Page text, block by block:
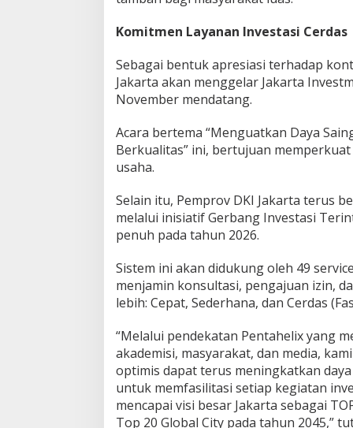
Komitmen Layanan Investasi Cerdas
Sebagai bentuk apresiasi terhadap
Jakarta akan menggelar Jakarta
November mendatang.
Acara bertema “Menguatkan Daya
Berkualitas” ini, bertujuan
usaha.
Selain itu, Pemprov DKI Jakarta terus
melalui inisiatif Gerbang Investasi
penuh pada tahun 2026.
Sistem ini akan didukung oleh 49
menjamin konsultasi, pengajuan izin,
lebih: Cepat, Sederhana, dan Cerdas
“Melalui pendekatan Pentahelix yang
akademisi, masyarakat, dan media,
optimis dapat terus meningkatkan
untuk memfasilitasi setiap kegiatan
mencapai visi besar Jakarta sebagai
Top 20 Global City pada tahun 2045,”